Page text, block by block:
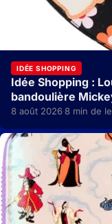
IDÉE SHOPPING
Idée Shopping :
bandoulière
8 août 2026·8 min de